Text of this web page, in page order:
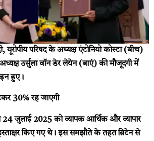
यूरोपीय परिषद के अध्यक्ष एंटोनियो कोस्टा (बीच)
उर्सुला वॉन डेर लेयेन (बाएं) की मौजूदगी में
हुए।
30% रह जाएगी
24 जुलाई 2025 को व्यापक आर्थिक और व्यापार
किए गए थे। इस समझौते के तहत ब्रिटेन से